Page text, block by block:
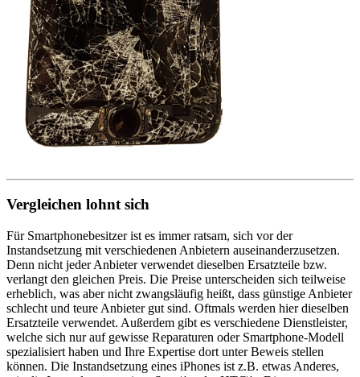
Vergleichen lohnt sich
Für Smartphonebesitzer ist es immer ratsam, sich vor der
Instandsetzung mit verschiedenen Anbietern auseinanderzusetzen.
Denn nicht jeder Anbieter verwendet dieselben Ersatzteile bzw.
verlangt den gleichen Preis. Die Preise unterscheiden sich teilweise
erheblich, was aber nicht zwangsläufig heißt, dass günstige Anbieter
schlecht und teure Anbieter gut sind. Oftmals werden hier dieselben
Ersatzteile verwendet. Außerdem gibt es verschiedene Dienstleister,
welche sich nur auf gewisse Reparaturen oder Smartphone-Modell
spezialisiert haben und Ihre Expertise dort unter Beweis stellen
können. Die Instandsetzung eines iPhones ist z.B. etwas Anderes,